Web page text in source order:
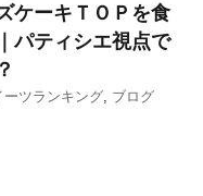
ケーキＴＯＰを食
パティシエ視点で
ーツランキング, ブログ